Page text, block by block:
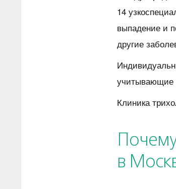
14
выпадение и
другие
учитывающие
Клиника
в